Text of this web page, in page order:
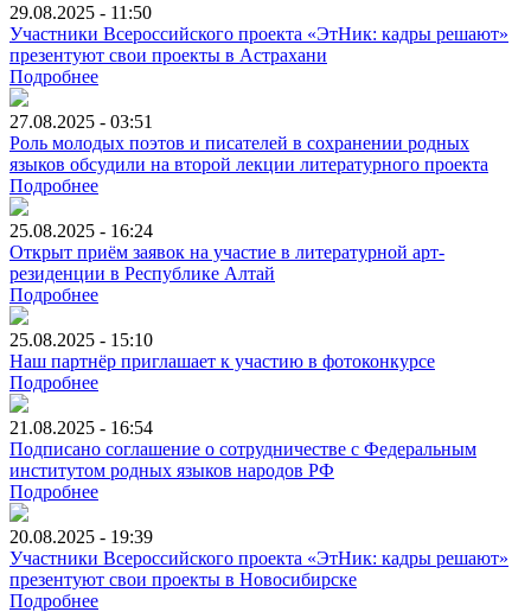
29.08.2025 - 11:50
Участники Всероссийского проекта «ЭтНик: кадры решают»
презентуют свои проекты в Астрахани
Подробнее
27.08.2025 - 03:51
Роль молодых поэтов и писателей в сохранении родных
языков обсудили на второй лекции литературного проекта
Подробнее
25.08.2025 - 16:24
Открыт приём заявок на участие в литературной арт-
резиденции в Республике Алтай
Подробнее
25.08.2025 - 15:10
Наш партнёр приглашает к участию в фотоконкурсе
Подробнее
21.08.2025 - 16:54
Подписано соглашение о сотрудничестве с Федеральным
институтом родных языков народов РФ
Подробнее
20.08.2025 - 19:39
Участники Всероссийского проекта «ЭтНик: кадры решают»
презентуют свои проекты в Новосибирске
Подробнее